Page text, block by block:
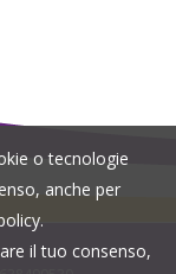
o tecnologie
anche per
il tuo consenso,